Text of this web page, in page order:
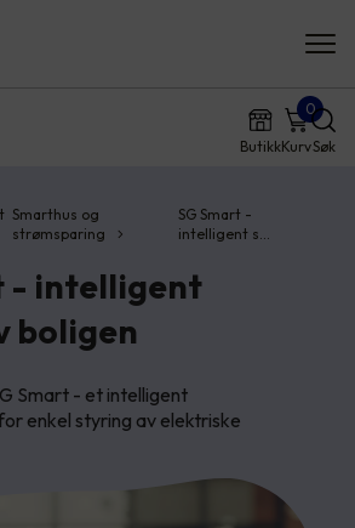
ButikkKurv
0
Søk
Smarthus og
strømsparing
SG Smart -
intelligent s…
- intelligent
boligen
Smart - et intelligent
enkel styring av elektriske